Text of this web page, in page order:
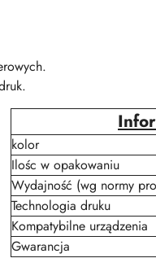
kolor
Ilośc w opakowaniu
Wydajność (wg normy
Technologia druku
Kompatybilne urządzenia
Gwarancja